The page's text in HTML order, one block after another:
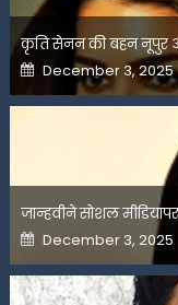
कृति सेनन की बहन नूपुर
Posted
on
December 3, 2025
जान्हवीने सोशल
Posted
on
December 3, 2025